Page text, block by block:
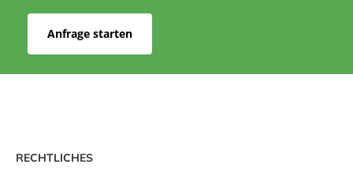
Anfrage starten
RECHTLICHES